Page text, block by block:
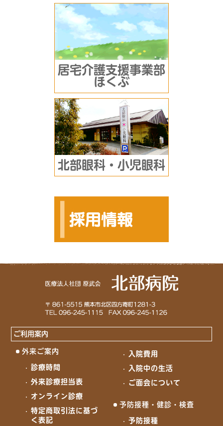
居宅介護支援事業部
ほくぶ
北部眼科・小児眼科
ご利用案内
外来ご案内
診療時間
外来診療担当表
オンライン診療
特定商取引法に基づ
く表記
入院費用
入院中の生活
ご面会について
予防接種・健診・検査
予防接種